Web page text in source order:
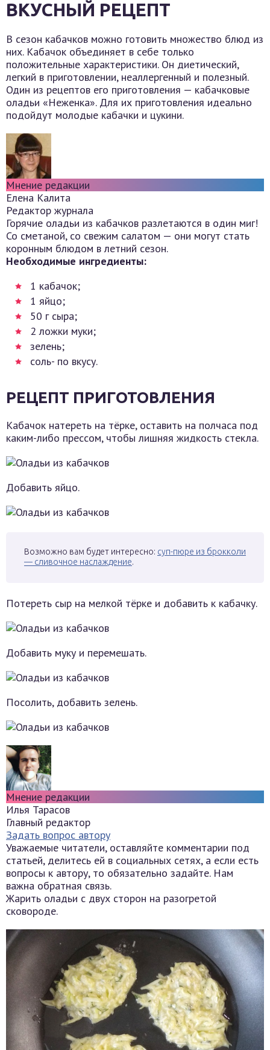
ВКУСНЫЙ РЕЦЕПТ
В сезон кабачков можно готовить множество блюд из
них. Кабачок объединяет в себе только
положительные характеристики. Он диетический,
легкий в приготовлении, неаллергенный и полезный.
Один из рецептов его приготовления — кабачковые
оладьи «Неженка». Для их приготовления идеально
подойдут молодые кабачки и цукини.
Мнение редакции
Елена Калита
Редактор журнала
Горячие оладьи из кабачков разлетаются в один миг!
Со сметаной, со свежим салатом — они могут стать
коронным блюдом в летний сезон.
Необходимые ингредиенты:
1 кабачок;
1 яйцо;
50 г сыра;
2 ложки муки;
зелень;
соль- по вкусу.
РЕЦЕПТ ПРИГОТОВЛЕНИЯ
Кабачок натереть на тёрке, оставить на полчаса под
каким-либо прессом, чтобы лишняя жидкость стекла.
Добавить яйцо.
Возможно вам будет интересно: суп-пюре из брокколи
— сливочное наслаждение.
Потереть сыр на мелкой тёрке и добавить к кабачку.
Добавить муку и перемешать.
Посолить, добавить зелень.
Мнение редакции
Илья Тарасов
Главный редактор
Задать вопрос автору
Уважаемые читатели, оставляйте комментарии под
статьей, делитесь ей в социальных сетях, а если есть
вопросы к автору, то обязательно задайте. Нам
важна обратная связь.
Жарить оладьи с двух сторон на разогретой
сковороде.